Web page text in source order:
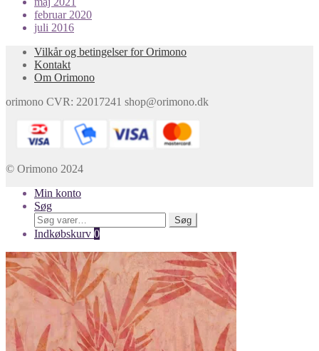
februar 2020
juli 2016
Vilkår og betingelser for Orimono
Kontakt
Om Orimono
orimono CVR: 22017241 shop@orimono.dk
© Orimono 2024
Min konto
Søg
Søg
efter:
Søg
Indkøbskurv 0